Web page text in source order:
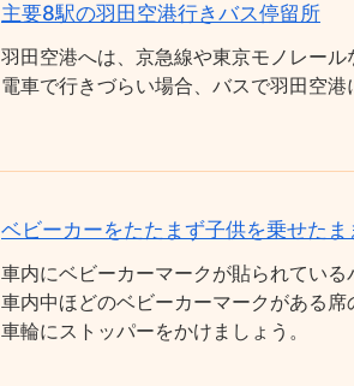
主要8駅の羽田空港行きバス停留所
羽田空港へは、京急線や東京モノレー
電車で行きづらい場合、バスで羽田空港
ベビーカーをたたまず子供を乗せた
車内にベビーカーマークが貼られてい
車内中ほどのベビーカーマークがある
車輪にストッパーをかけましょう。